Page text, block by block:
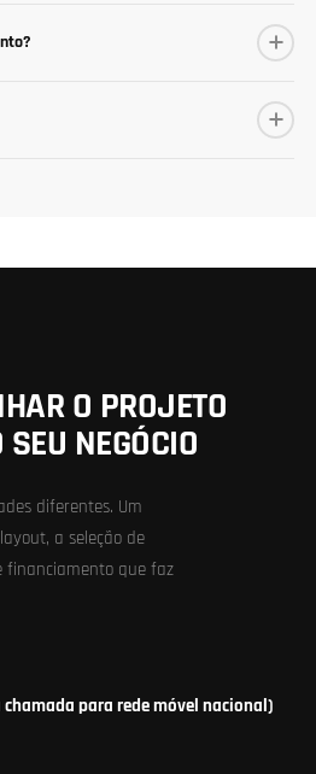
O PROJETO
NEGÓCIO
diferentes. Um
a seleção de
financiamento que faz
chamada para rede móvel nacional)